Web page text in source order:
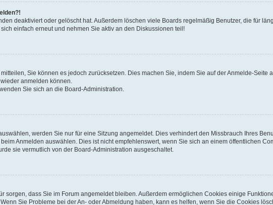
deaktiviert oder gelöscht hat. Außerdem löschen viele Boards regelmäßig Benutzer, die für
einfach erneut und nehmen Sie aktiv an den Diskussionen teil!
Sie können es jedoch zurücksetzen. Dies machen Sie, indem Sie auf der Anmelde-Seite
anmelden können.
Sie sich an die Board-Administration.
werden Sie nur für eine Sitzung angemeldet. Dies verhindert den Missbrauch Ihres
Anmelden auswählen. Dies ist nicht empfehlenswert, wenn Sie sich an einem öffentlichen
sie vermutlich von der Board-Administration ausgeschaltet.
sorgen, dass Sie im Forum angemeldet bleiben. Außerdem ermöglichen Cookies einige
Sie Probleme bei der An- oder Abmeldung haben, kann es helfen, wenn Sie die Cookies